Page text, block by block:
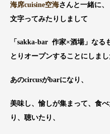
海席cuisine空海さんと一緒に
文字ってみたりしまして
「sakka-bar 作家×酒場」なる
とりオープンすることにしまし
あのcircusがbarになり、
美味し、愉しが集まって、食
り、聴いたり、